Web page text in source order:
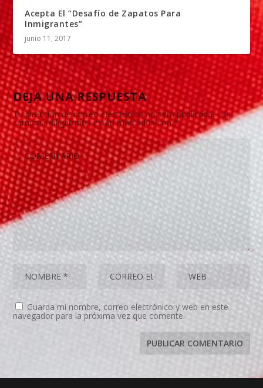
Acepta El “Desafío de Zapatos Para
Inmigrantes”
junio 11, 2017
DEJA UNA RESPUESTA
Tu dirección de correo electrónico no será publicada. Los
campos obligatorios están marcados con*
Guarda mi nombre, correo electrónico y web en este
navegador para la próxima vez que comente.